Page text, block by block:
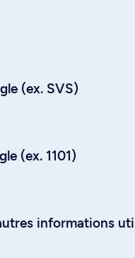
(ex. SVS)
(ex. 1101)
informations